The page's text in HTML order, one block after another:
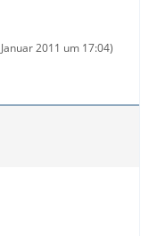
2011 um 17:04)